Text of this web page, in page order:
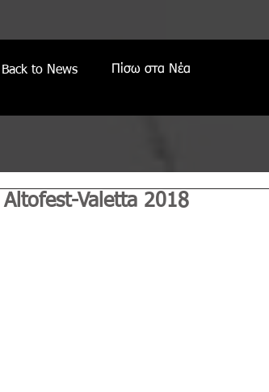
Back to News Πίσω στα Νέα
Valetta 2018